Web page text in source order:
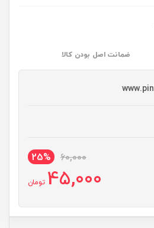
ضمانت اصل بودن کالا
60,000
25%
45,000 تومان